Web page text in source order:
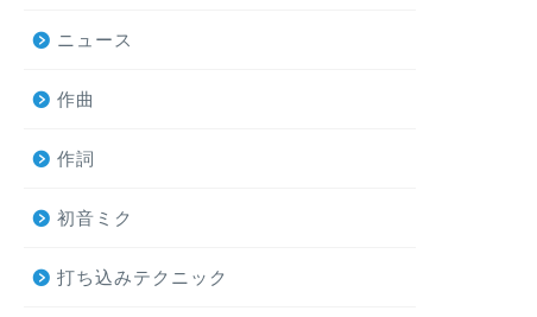
ニュース
作曲
作詞
初音ミク
打ち込みテクニック